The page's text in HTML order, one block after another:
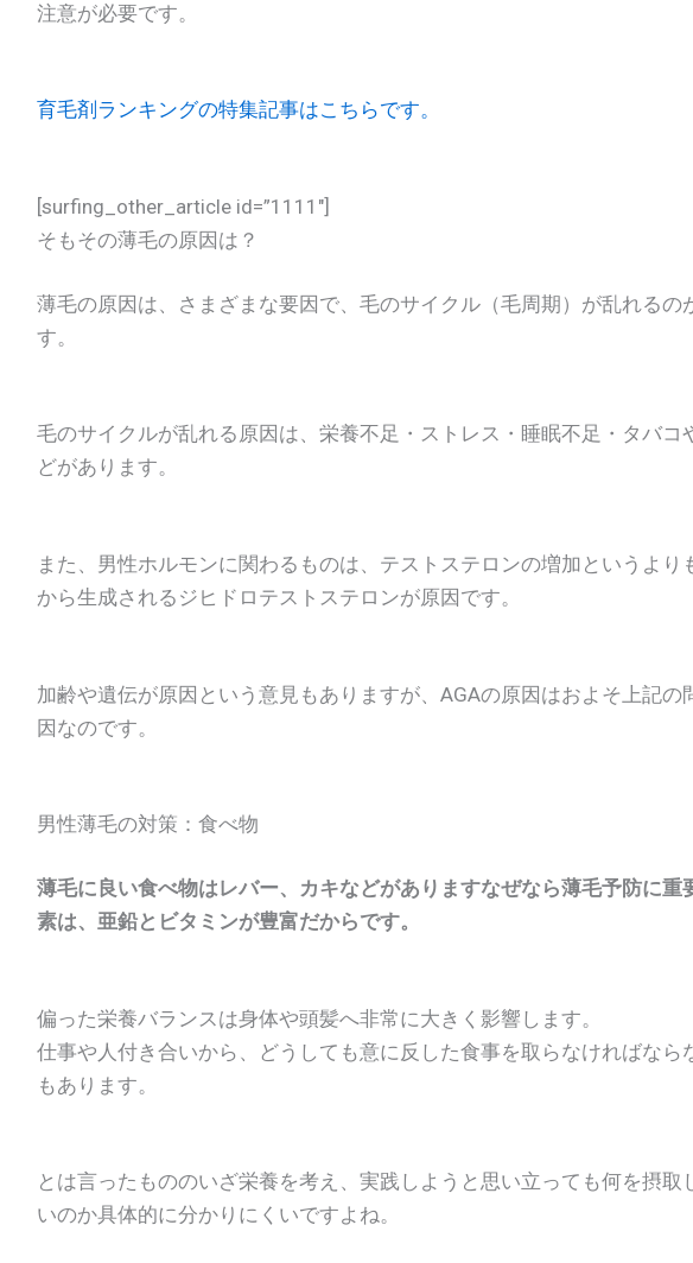
注意が必要です。
育毛剤ランキングの特集記事はこちらです。
[surfing_other_article id=”1111″]
そもその薄毛の原因は？
薄毛の原因は、さまざまな要因で、毛のサイクル（毛周期）が乱れるの
す。
毛のサイクルが乱れる原因は、栄養不足・ストレス・睡眠不足・タバコ
どがあります。
また、男性ホルモンに関わるものは、テストステロンの増加というより
から生成されるジヒドロテストステロンが原因です。
加齢や遺伝が原因という意見もありますが、AGAの原因はおよそ上記の
因なのです。
男性薄毛の対策：食べ物
薄毛に良い食べ物はレバー、カキなどがありますなぜなら薄毛予防に重
素は、亜鉛とビタミンが豊富だからです。
偏った栄養バランスは身体や頭髪へ非常に大きく影響します。
仕事や人付き合いから、どうしても意に反した食事を取らなければなら
もあります。
とは言ったもののいざ栄養を考え、実践しようと思い立っても何を摂取
いのか具体的に分かりにくいですよね。